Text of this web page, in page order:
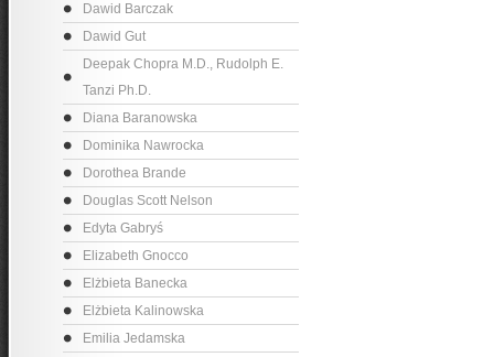
Dawid Barczak
Dawid Gut
Deepak Chopra M.D., Rudolph E.
Tanzi Ph.D.
Diana Baranowska
Dominika Nawrocka
Dorothea Brande
Douglas Scott Nelson
Edyta Gabryś
Elizabeth Gnocco
Elżbieta Banecka
Elżbieta Kalinowska
Emilia Jedamska